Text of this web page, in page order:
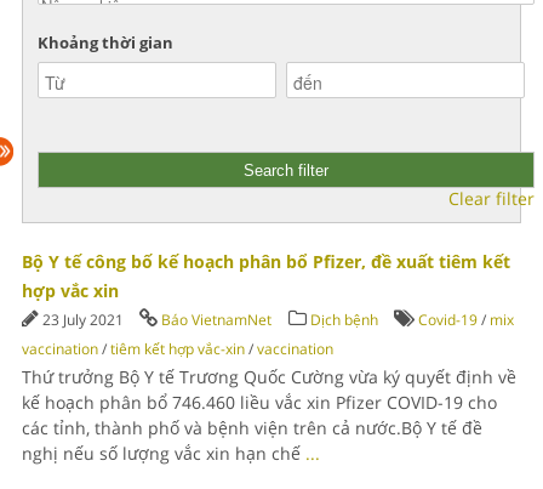
Khoảng thời gian
Clear filter
Bộ Y tế công bố kế hoạch phân bổ Pfizer, đề xuất tiêm kết
hợp vắc xin
23 July 2021 Báo VietnamNet Dịch bệnh Covid-19/ mix
vaccination/tiêm kết hợp vắc-xin/vaccination
Thứ trưởng Bộ Y tế Trương Quốc Cường vừa ký quyết định về
kế hoạch phân bổ 746.460 liều vắc xin Pfizer COVID-19 cho
các tỉnh, thành phố và bệnh viện trên cả nước.Bộ Y tế đề
nghị nếu số lượng vắc xin hạn chế ...